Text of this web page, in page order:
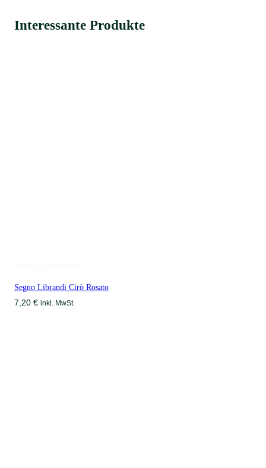
Interessante Produkte
Segno Librandi Cirò Rosato
7,20 € inkl. MwSt.